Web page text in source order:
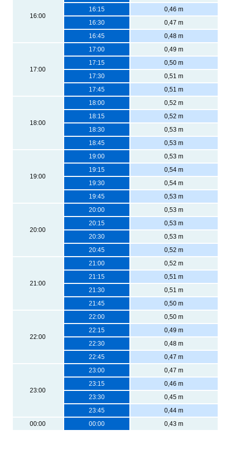
16:00
16:15
0,46 m
16:30
0,47 m
16:45
0,48 m
17:00
17:00
0,49 m
17:15
0,50 m
17:30
0,51 m
17:45
0,51 m
18:00
18:00
0,52 m
18:15
0,52 m
18:30
0,53 m
18:45
0,53 m
19:00
19:00
0,53 m
19:15
0,54 m
19:30
0,54 m
19:45
0,53 m
20:00
20:00
0,53 m
20:15
0,53 m
20:30
0,53 m
20:45
0,52 m
21:00
21:00
0,52 m
21:15
0,51 m
21:30
0,51 m
21:45
0,50 m
22:00
22:00
0,50 m
22:15
0,49 m
22:30
0,48 m
22:45
0,47 m
23:00
23:00
0,47 m
23:15
0,46 m
23:30
0,45 m
23:45
0,44 m
00:00
00:00 0,43 m